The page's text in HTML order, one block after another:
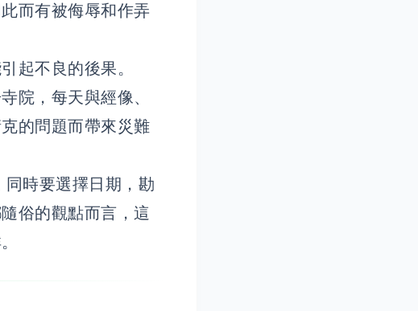
而有被侮辱和作弄
起不良的後果。
院，每天與經像、
的問題而帶來災難
時要選擇日期，勘
俗的觀點而言，這